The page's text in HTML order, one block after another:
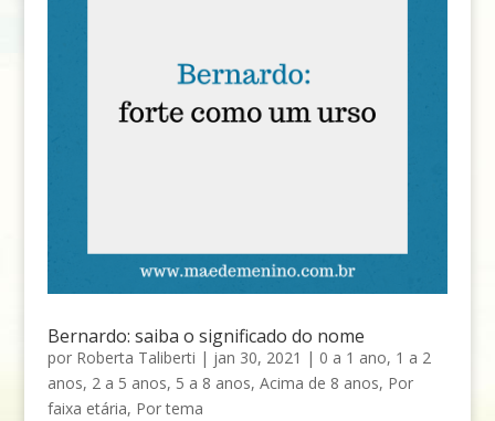
Bernardo: saiba o significado do nome
por Roberta Taliberti | jan 30, 2021 | 0 a 1 ano, 1 a 2
anos, 2 a 5 anos, 5 a 8 anos, Acima de 8 anos, Por
faixa etária, Por tema